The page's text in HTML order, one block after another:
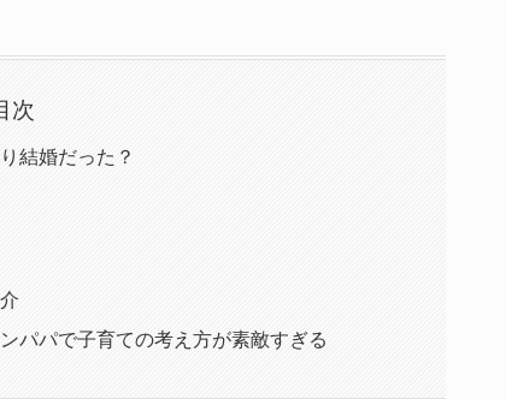
次
結婚だった？
パパで子育ての考え方が素敵すぎる